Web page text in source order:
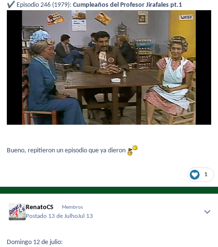
✔️ Episodio 246 (1979): Cumpleaños del Profesor Jirafales pt.1
Bueno, repitieron un episodio que ya dieron
1
RenatoCS Membros
Postado 13 de JulhoJul 13
Domingo 12 de julio: